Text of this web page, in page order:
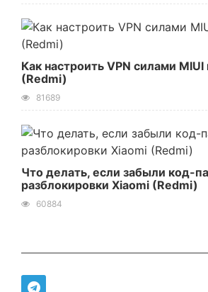
Как настроить VPN силами MIUI
(Redmi)
81689
Что делать, если забыли код-
разблокировки Xiaomi (Redmi)
60884